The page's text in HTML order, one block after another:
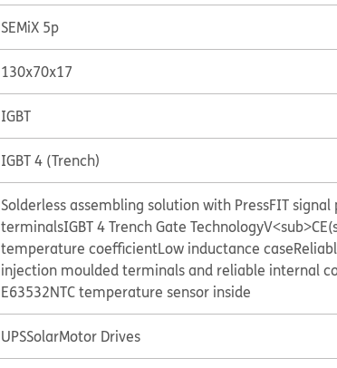
SEMiX 5p
130x70x17
IGBT
IGBT 4 (Trench)
Solderless assembling solution with PressFIT
terminalsIGBT 4 Trench Gate Technology
temperature coefficientLow inductance case
injection moulded terminals and reliable internal
E63532NTC temperature sensor inside
UPSSolarMotor Drives